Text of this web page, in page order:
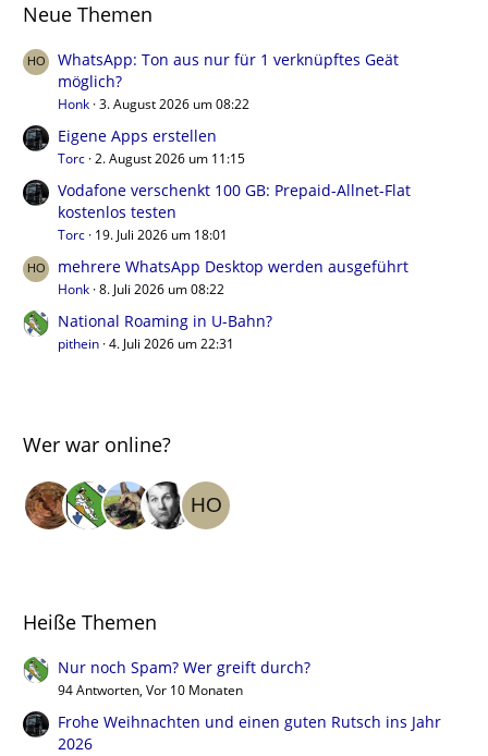
Neue Themen
WhatsApp: Ton aus nur für 1 verknüpftes Geät
möglich?
Honk 3. August 2026 um 08:22
Eigene Apps erstellen
Torc 2. August 2026 um 11:15
Vodafone verschenkt 100 GB: Prepaid-Allnet-Flat
kostenlos testen
Torc 19. Juli 2026 um 18:01
mehrere WhatsApp Desktop werden ausgeführt
Honk 8. Juli 2026 um 08:22
National Roaming in U-Bahn?
pithein 4. Juli 2026 um 22:31
Wer war online?
Heiße Themen
Nur noch Spam? Wer greift durch?
94 Antworten, Vor 10 Monaten
Frohe Weihnachten und einen guten Rutsch ins Jahr
2026